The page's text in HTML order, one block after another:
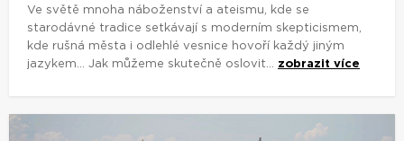
Ve světě mnoha náboženství a ateismu, kde se
starodávné tradice setkávají s moderním skepticismem,
kde rušná města i odlehlé vesnice hovoří každý jiným
jazykem... Jak můžeme skutečně oslovit... zobrazit více